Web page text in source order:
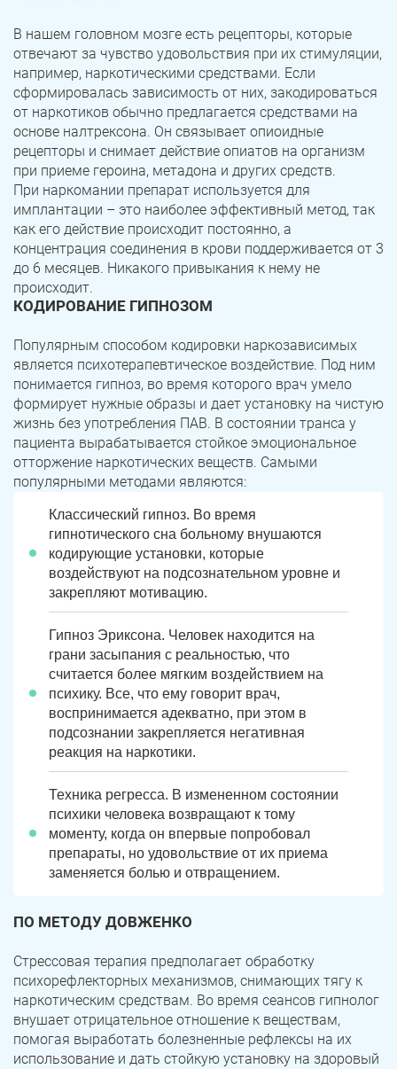
В нашем головном мозге есть рецепторы, которые
отвечают за чувство удовольствия при их стимуляции,
например, наркотическими средствами. Если
сформировалась зависимость от них, закодироваться
от наркотиков обычно предлагается средствами на
основе налтрексона. Он связывает опиоидные
рецепторы и снимает действие опиатов на организм
при приеме героина, метадона и других средств.
При наркомании препарат используется для
имплантации – это наиболее эффективный метод, так
как его действие происходит постоянно, а
концентрация соединения в крови поддерживается от 3
до 6 месяцев. Никакого привыкания к нему не
происходит.
КОДИРОВАНИЕ ГИПНОЗОМ
Популярным способом кодировки наркозависимых
является психотерапевтическое воздействие. Под ним
понимается гипноз, во время которого врач умело
формирует нужные образы и дает установку на чистую
жизнь без употребления ПАВ. В состоянии транса у
пациента вырабатывается стойкое эмоциональное
отторжение наркотических веществ. Самыми
популярными методами являются:
Классический гипноз. Во время
гипнотического сна больному внушаются
кодирующие установки, которые
воздействуют на подсознательном уровне и
закрепляют мотивацию.
Гипноз Эриксона. Человек находится на
грани засыпания с реальностью, что
считается более мягким воздействием на
психику. Все, что ему говорит врач,
воспринимается адекватно, при этом в
подсознании закрепляется негативная
реакция на наркотики.
Техника регресса. В измененном состоянии
психики человека возвращают к тому
моменту, когда он впервые попробовал
препараты, но удовольствие от их приема
заменяется болью и отвращением.
ПО МЕТОДУ ДОВЖЕНКО
Стрессовая терапия предполагает обработку
психорефлекторных механизмов, снимающих тягу к
наркотическим средствам. Во время сеансов гипнолог
внушает отрицательное отношение к веществам,
помогая выработать болезненные рефлексы на их
использование и дать стойкую установку на здоровый